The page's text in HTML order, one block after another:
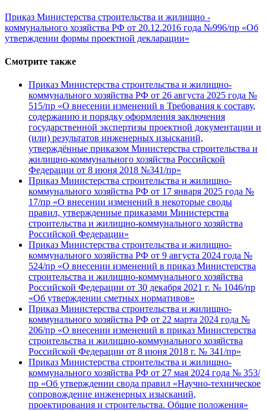
Приказ Министерства строительства и жилищно -
коммунального хозяйства РФ от 20.12.2016 года №996/пр «Об
утверждении формы проектной декларации»
Смотрите также
Приказ Министерства строительства и жилищно-
коммунального хозяйства РФ от 26 августа 2025 года №
515/пр «О внесении изменений в Требования к составу,
содержанию и порядку оформления заключения
государственной экспертизы проектной документации и
(или) результатов инженерных изысканий,
утверждённые приказом Министерства строительства и
жилищно-коммунального хозяйства Российской
Федерации от 8 июня 2018 №341/пр»
Приказ Министерства строительства и жилищно-
коммунального хозяйства РФ от 17 января 2025 года №
17/пр «О внесении изменений в некоторые своды
правил, утвержденные приказами Министерства
строительства и жилищно-коммунального хозяйства
Российской Федерации»
Приказ Министерства строительства и жилищно-
коммунального хозяйства РФ от 9 августа 2024 года №
524/пр «О внесении изменений в приказ Министерства
строительства и жилищно-коммунального хозяйства
Российской Федерации от 30 декабря 2021 г. № 1046/пр
«Об утверждении сметных нормативов»
Приказ Министерства строительства и жилищно-
коммунального хозяйства РФ от 22 марта 2024 года №
206/пр «О внесении изменений в приказ Министерства
строительства и жилищно-коммунального хозяйства
Российской Федерации от 8 июня 2018 г. № 341/пр»
Приказ Министерства строительства и жилищно-
коммунального хозяйства РФ от 27 мая 2024 года № 353/
пр «Об утверждении свода правил «Научно-техническое
сопровождение инженерных изысканий,
проектирования и строительства. Общие положения»